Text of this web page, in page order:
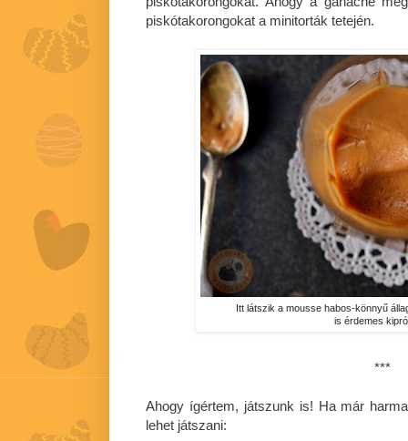
piskótakorongokat a minitorták tetején.
Itt látszik a mousse habos-könnyű
is érdemes
***
Ahogy ígértem, játszunk is! Ha már
lehet játszani: